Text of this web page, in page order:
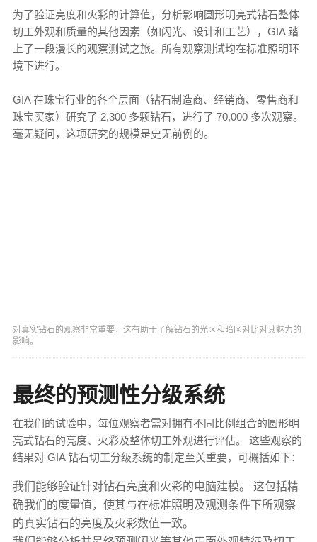
为了验证亮度和火彩的计算值，分析影响圆形明亮式钻石整体
切工外观和质量的其他因素（如闪光、设计和工艺），GIA 踏
上了一段漫长的观察测试之旅。所有观察测试均在标准照明环
境下进行。
GIA 在珠宝行业的各个层面（钻石制造商、经销商、零售商和
珠宝买家）研究了 2,300 多颗钻石，进行了 70,000 多次观察。
毫无疑问，这项研究的规模是史无前例的。
对真实钻石的观察非常重要，这有助于了解钻石的光区和暗区对比对其魅力的
影响。
最终的预测性分级系统
在我们的试验中，每位观察者需对拥有不同比例组合的圆形明
亮式钻石的亮度、火彩及整体切工外观进行评估。 这些观察的
结果对 GIA 钻石切工分级系统的制定至关重要，可概括如下：
我们能够验证针对钻石亮度和火彩的电脑建模。 这包括精
确我们的度量值，使其与在标准照明及观测条件下所观察
的真实钻石的亮度及火彩数值一致。